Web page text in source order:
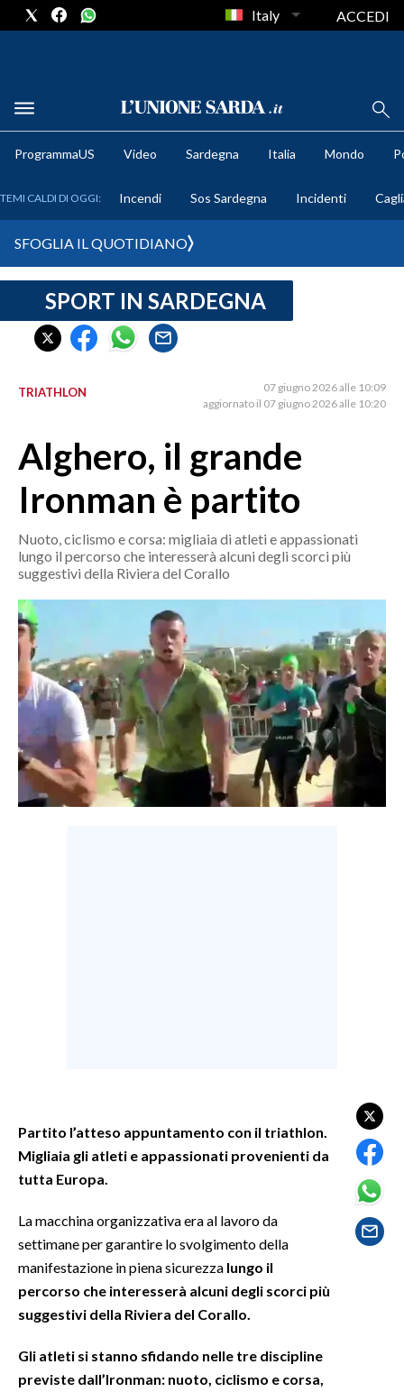
METEO
CRONACA SARDEGNA
CAGLIARI
SULCIS IGLESIENTE
SASSARI E PROVINCIA
GALLURA
OGLIASTRA
AGENDA
CRONACA
ITALIA
MONDO
POLITICA
ECONOMIA
SERVIZI ALLE IMPRESE
TENNIS
ALTRI SPORT
SPETTACOLI
GOSSIP
SARDEGNA TURISMO
Italy ACCEDI
ProgrammaUS Video Sardegna Italia Mondo
TEMI CALDI DI OGGI: Incendi Sos Sardegna Incidenti
SFOGLIA IL QUOTIDIANO
SPORT IN SARDEGNA
TRIATHLON
07 giugno 2026 alle 10:09
aggiornato il 07 giugno 2026 alle 10:20
Alghero, il grande
Ironman è partito
Nuoto, ciclismo e corsa: migliaia di atleti e appassionati
lungo il percorso che interesserà alcuni degli scorci più
suggestivi della Riviera del Corallo
Partito l’atteso appuntamento con il triathlon.
Migliaia gli atleti e appassionati provenienti da
tutta Europa.
La macchina organizzativa era al lavoro da
settimane per garantire lo svolgimento della
manifestazione in piena sicurezza lungo il
percorso che interesserà alcuni degli scorci più
suggestivi della Riviera del Corallo.
Gli atleti si stanno sfidando nelle tre discipline
previste dall’Ironman: nuoto, ciclismo e corsa,